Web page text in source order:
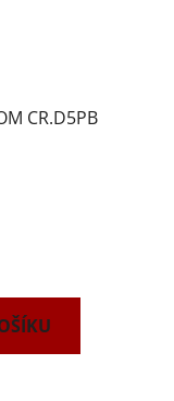
CR.D5PB